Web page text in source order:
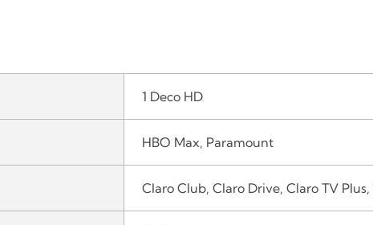
1 Deco HD
HBO Max, Paramount
Claro Club, Claro Drive, Claro TV